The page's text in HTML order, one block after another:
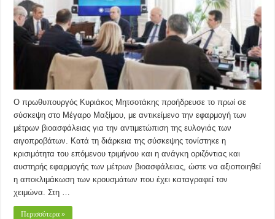
Ο πρωθυπουργός Κυριάκος Μητσοτάκης προήδρευσε το πρωί σε
σύσκεψη στο Μέγαρο Μαξίμου, με αντικείμενο την εφαρμογή των
μέτρων βιοασφάλειας για την αντιμετώπιση της ευλογιάς των
αιγοπροβάτων. Κατά τη διάρκεια της σύσκεψης τονίστηκε η
κρισιμότητα του επόμενου τριμήνου και η ανάγκη οριζόντιας και
αυστηρής εφαρμογής των μέτρων βιοασφάλειας, ώστε να αξιοποιηθεί
η αποκλιμάκωση των κρουσμάτων που έχει καταγραφεί τον
χειμώνα. Στη …
Περισσότερα »